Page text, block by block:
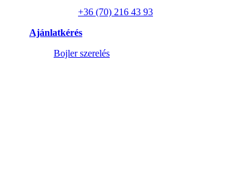
+36 (70) 216 43 93
Ajánlatkérés
Bojler szerelés